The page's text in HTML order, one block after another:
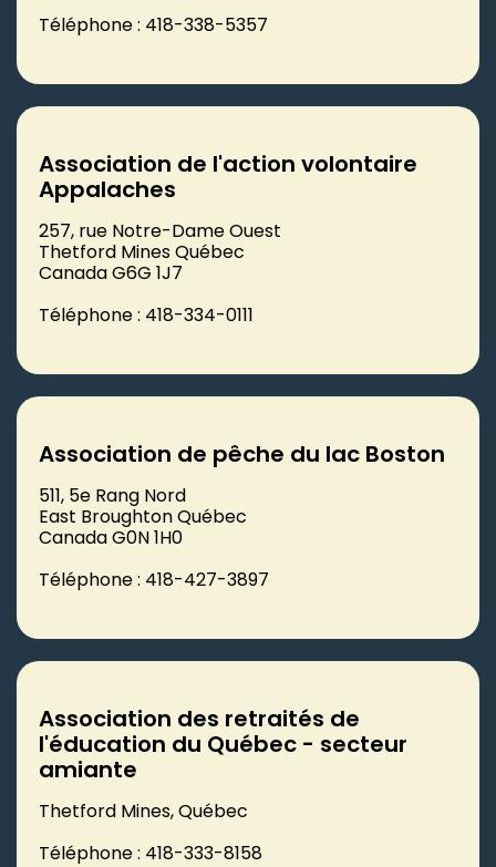
Téléphone : 418-338-5357
Association de l'action volontaire
Appalaches
257, rue Notre-Dame Ouest
Thetford Mines Québec
Canada G6G 1J7
Téléphone : 418-334-0111
Association de pêche du lac Boston
511, 5e Rang Nord
East Broughton Québec
Canada G0N 1H0
Téléphone : 418-427-3897
Association des retraités de
l'éducation du Québec - secteur
amiante
Thetford Mines, Québec
Téléphone : 418-333-8158